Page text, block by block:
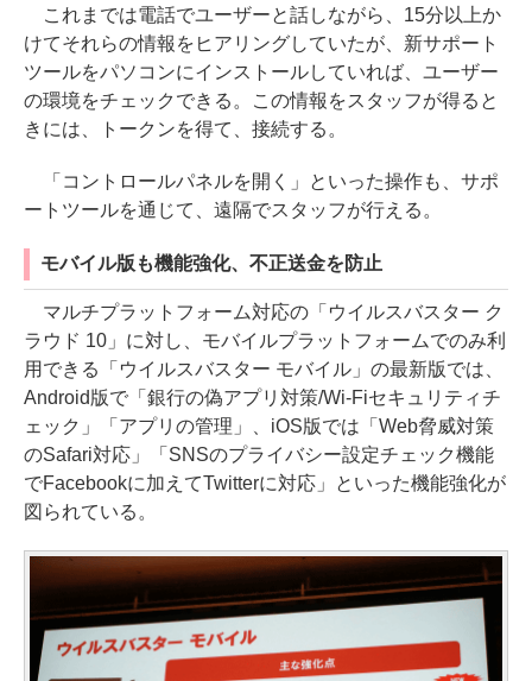
これまでは電話でユーザーと話しながら、15分以上か
けてそれらの情報をヒアリングしていたが、新サポート
ツールをパソコンにインストールしていれば、ユーザー
の環境をチェックできる。この情報をスタッフが得ると
きには、トークンを得て、接続する。
「コントロールパネルを開く」といった操作も、サポ
ートツールを通じて、遠隔でスタッフが行える。
モバイル版も機能強化、不正送金を防止
マルチプラットフォーム対応の「ウイルスバスター ク
ラウド 10」に対し、モバイルプラットフォームでのみ利
用できる「ウイルスバスター モバイル」の最新版では、
Android版で「銀行の偽アプリ対策/Wi-Fiセキュリティチ
ェック」「アプリの管理」、iOS版では「Web脅威対策
のSafari対応」「SNSのプライバシー設定チェック機能
でFacebookに加えてTwitterに対応」といった機能強化が
図られている。